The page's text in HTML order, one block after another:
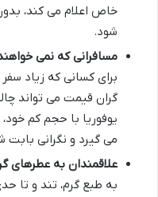
خاص اعلام می کند،
شود.
مسافرانی که نمی
برای کسانی که زیاد
گران قیمت می تواند
یوفوریا با حجم کم
می گیرد و نگرانی
علاقمندان به عطرهای
به طبع گرم، تند و تا